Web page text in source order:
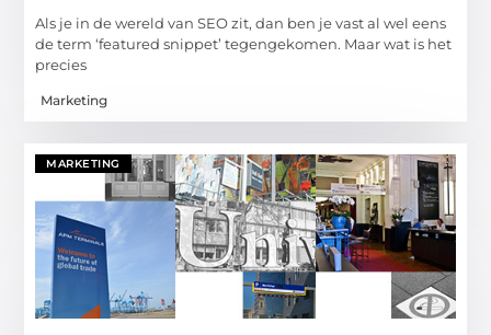
Als je in de wereld van SEO zit, dan ben je vast al wel eens
de term ‘featured snippet’ tegengekomen. Maar wat is het
precies
Marketing
MARKETING